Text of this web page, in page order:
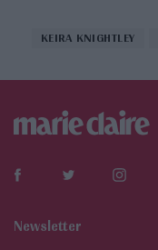
KEIRA KNIGHTLEY
Newsletter